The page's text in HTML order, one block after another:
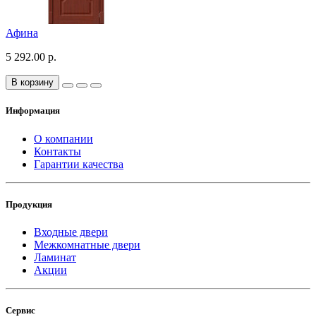
Афина
5 292.00 р.
В корзину
Информация
О компании
Контакты
Гарантии качества
Продукция
Входные двери
Межкомнатные двери
Ламинат
Акции
Сервис